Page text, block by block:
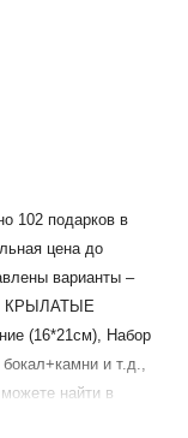
102 подарков в
цена до
варианты –
КРЫЛАТЫЕ
(16*21см), Набор
и т.д.,
найти в